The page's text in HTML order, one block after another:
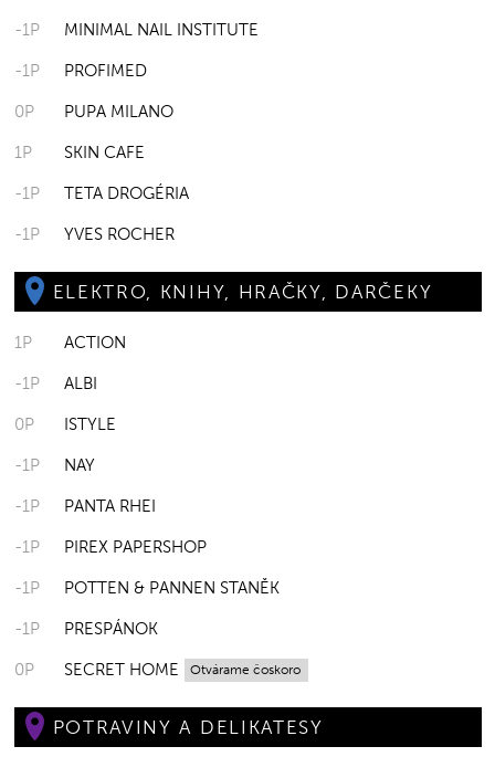
-1P MINIMAL NAIL INSTITUTE
-1P PROFIMED
0P PUPA MILANO
1P SKIN CAFE
-1P TETA DROGÉRIA
-1P YVES ROCHER
ELEKTRO, KNIHY, HRAČKY, DARČEKY
1P ACTION
-1P ALBI
0P ISTYLE
-1P NAY
-1P PANTA RHEI
-1P PIREX PAPERSHOP
-1P POTTEN & PANNEN STANĚK
-1P PRESPÁNOK
0P SECRET HOME Otvárame čoskoro
POTRAVINY A DELIKATESY